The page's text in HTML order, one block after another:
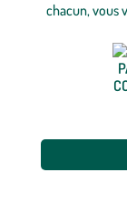
chacun, vous